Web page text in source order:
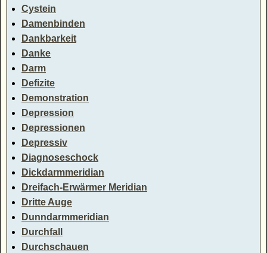
Cystein
Damenbinden
Dankbarkeit
Danke
Darm
Defizite
Demonstration
Depression
Depressionen
Depressiv
Diagnoseschock
Dickdarmmeridian
Dreifach-Erwärmer Meridian
Dritte Auge
Dunndarmmeridian
Durchfall
Durchschauen